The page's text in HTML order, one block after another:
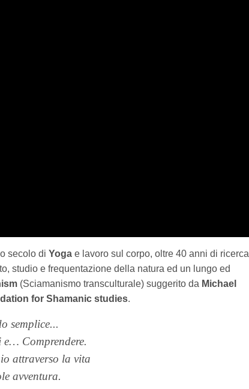
secolo di Yogae lavoro sul corpo, oltre 40 anni di ricerca
studio e frequentazione della natura ed un lungo ed
(Sciamanismo transculturale) suggerito da Michael
for Shamanic studies.
semplice...
e… Comprendere.
attraverso la vita
avventura.